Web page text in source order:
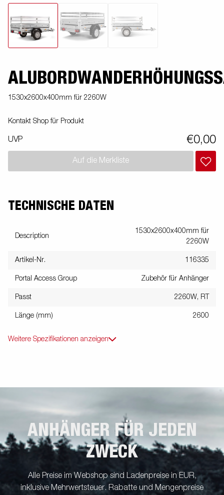
1530x2600x400mm für 2260W
Kontakt Shop für Produkt
UVP €0,00
Auf die Merkliste
TECHNISCHE DATEN
Description
1530x2600x400mm für
2260W
Artikel-Nr. 116335
Portal Access Group Zubehör für Anhänger
Passt 2260W, RT
Länge (mm) 2600
Weitere Spezifikationen anzeigen
ANHÄNGER FÜR JEDEN
ZWECK
Alle Preise im Webshop sind Ladenpreise in EUR,
inklusive Mehrwertsteuer. Rabatte und Mengenpreise